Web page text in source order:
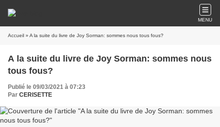
MENU
Accueil » A la suite du livre de Joy Sorman: sommes nous tous fous?
A la suite du livre de Joy Sorman: sommes nous
tous fous?
Publié le 09/03/2021 à 07:23
Par CERISETTE